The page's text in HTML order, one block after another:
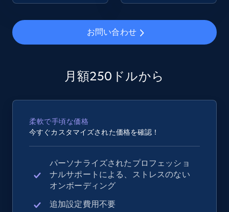
2.4K+ 199+ 今すぐ始める
Google Shopping - collects products from
web using keywords
URL, Product id, Title, Product description,
more.
Home Depot US
お問い合わせ
月額250ドルから
柔軟で手頃な価格
今すぐカスタマイズされた価格を確認！
パーソナライズされたプロフェッショ
ナルサポートによる、ストレスのない
オンボーディング
追加設定費用不要